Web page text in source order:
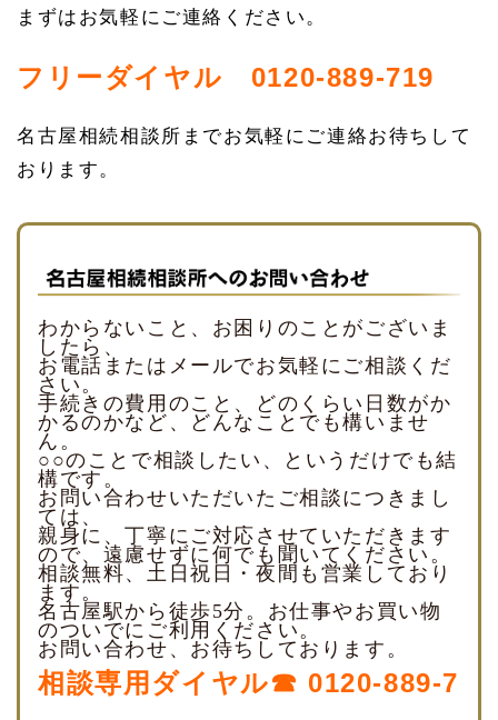
まずはお気軽にご連絡ください。
フリーダイヤル 0120-889-719
名古屋相続相談所までお気軽にご連絡お待ちして
おります。
わからないこと、お困りのことがございま
したら、
お電話またはメールでお気軽にご相談くだ
さい。
手続きの費用のこと、どのくらい日数がか
かるのかなど、どんなことでも構いませ
ん。
○○のことで相談したい、というだけでも結
構です。
お問い合わせいただいたご相談につきまし
ては、
親身に、丁寧にご対応させていただきます
ので、遠慮せずに何でも聞いてください。
相談無料、土日祝日・夜間も営業しており
ます。
名古屋駅から徒歩5分。お仕事やお買い物
のついでにご利用ください。
お問い合わせ、お待ちしております。
相談専用ダイヤル☎ 0120-889-7